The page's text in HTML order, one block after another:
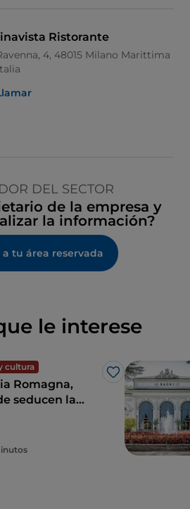
Ristorante
4, 48015 Milano Marittima
DEL SECTOR
de la empresa y
la información?
a tu área reservada
le interese
cultura
Me gusta
Romagna,
seducen la
comida